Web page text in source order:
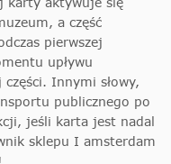
a część
pierwszej
upływu
Innymi słowy,
publicznego po
jeśli karta jest nadal
sklepu I amsterdam